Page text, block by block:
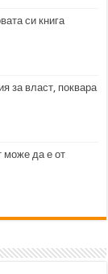
си книга
за власт, поквара
може да е от